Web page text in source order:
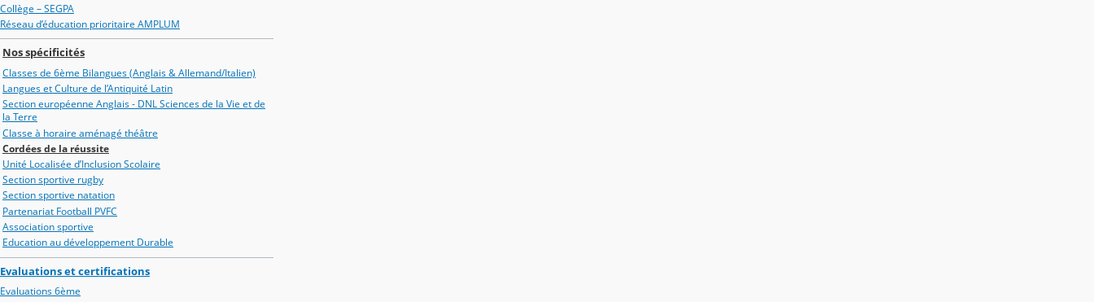
Collège – SEGPA
Réseau d’éducation prioritaire AMPLUM
Nos spécificités
Classes de 6ème Bilangues (Anglais & Allemand/Italien)
Langues et Culture de l’Antiquité Latin
Section européenne Anglais - DNL Sciences de la Vie et de
la Terre
Classe à horaire aménagé théâtre
Cordées de la réussite
Unité Localisée d’Inclusion Scolaire
Section sportive rugby
Section sportive natation
Partenariat Football PVFC
Association sportive
Education au développement Durable
Evaluations et certifications
Evaluations 6ème